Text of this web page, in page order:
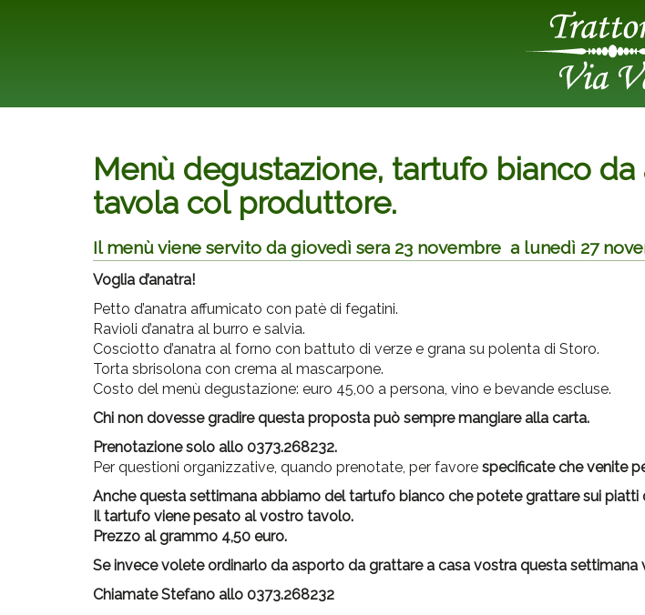
Menù degustazione, tartufo bianco
tavola col produttore.
Il menù viene servito da giovedì sera 23 novembre a lunedì 27
Voglia d’anatra!
Petto d’anatra affumicato con patè di fegatini.
Ravioli d’anatra al burro e salvia.
Cosciotto d’anatra al forno con battuto di verze e grana su polenta di Storo.
Torta sbrisolona con crema al mascarpone.
Costo del menù degustazione: euro 45,00 a persona, vino e bevande escluse.
Chi non dovesse gradire questa proposta può sempre mangiare alla carta.
Prenotazione solo allo 0373.268232.
Per questioni organizzative, quando prenotate, per favore specificate che venite
Anche questa settimana abbiamo del tartufo bianco che potete grattare sui piatti
Il tartufo viene pesato al vostro tavolo.
Prezzo al grammo 4,50 euro.
Se invece volete ordinarlo da asporto da grattare a casa vostra questa settimana
Chiamate Stefano allo 0373.268232